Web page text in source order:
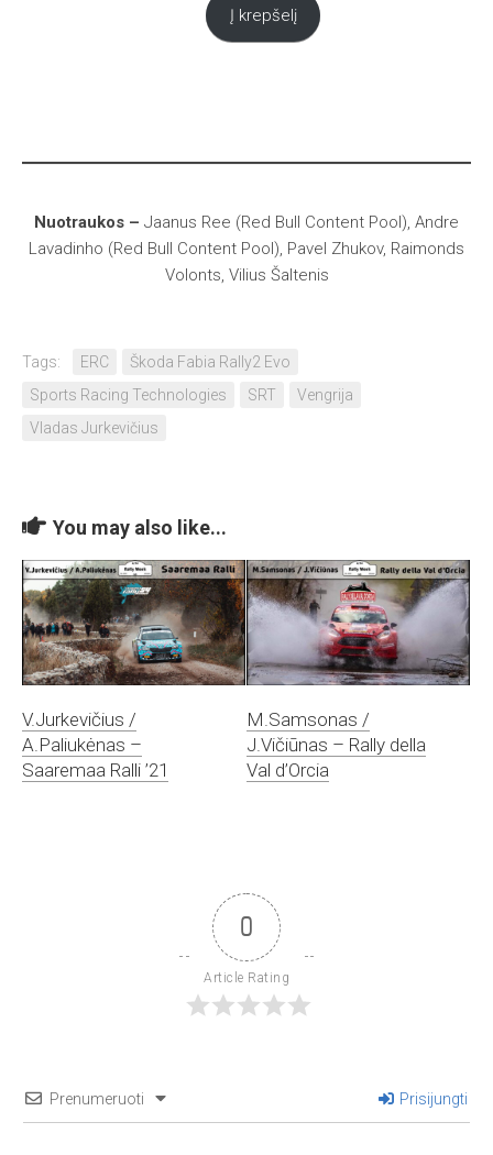
Į krepšelį
Nuotraukos – Jaanus Ree (Red Bull Content Pool), Andre
Lavadinho (Red Bull Content Pool), Pavel Zhukov, Raimonds
Volonts, Vilius Šaltenis
Tags: ERC
Škoda Fabia Rally2 Evo
Sports Racing Technologies
SRT
Vengrija
Vladas Jurkevičius
You may also like...
V.Jurkevičius /
A.Paliukėnas –
Saaremaa Ralli ’21
M.Samsonas /
J.Vičiūnas – Rally della
Val d’Orcia
0
Article Rating
Prenumeruoti Prisijungti